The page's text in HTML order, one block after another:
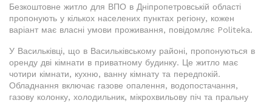
Безкоштовне житло для ВПО в Дніпропетровській області
пропонують у кількох населених пунктах регіону, кожен
варіант має власні умови проживання, повідомляє Politeka.
У Васильківці, що в Васильківському районі, пропонуються в
оренду дві кімнати в приватному будинку. Це житло має
чотири кімнати, кухню, ванну кімнату та передпокій.
Обладнання включає газове опалення, водопостачання,
газову колонку, холодильник, мікрохвильову піч та пральну